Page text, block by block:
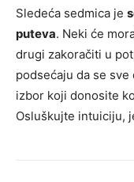
Sledeća sedmica je
puteva. Neki će
drugi zakoračiti u
podsećaju da se sve
izbor koji donosite
Osluškujte intuiciju,